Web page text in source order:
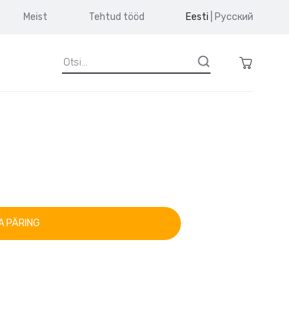
Meist Tehtud tööd Eesti Русский
PÄRING